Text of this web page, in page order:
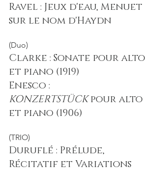
Ravel : Jeux d'eau, Menuet
sur le nom d'Haydn
(Duo)
Clarke : Sonate pour alto
et piano (1919)
Enesco :
KONZERTSTÜCK pour alto
et piano (1906)
(TRIO)
Duruflé : Prélude,
Récitatif et Variations